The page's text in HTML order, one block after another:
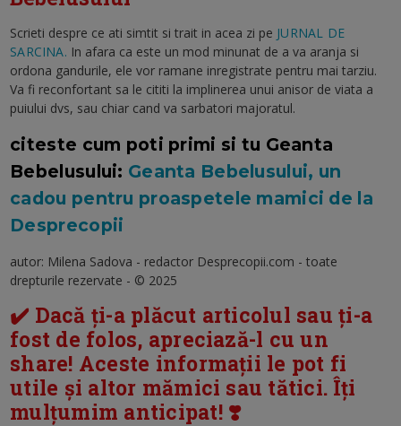
Scrieti despre ce ati simtit si trait in acea zi pe JURNAL DE
SARCINA. In afara ca este un mod minunat de a va aranja si
ordona gandurile, ele vor ramane inregistrate pentru mai tarziu.
Va fi reconfortant sa le cititi la implinerea unui anisor de viata a
puiului dvs, sau chiar cand va sarbatori majoratul.
citeste cum poti primi si tu Geanta
Bebelusului: Geanta Bebelusului, un
cadou pentru proaspetele mamici de la
Desprecopii
autor: Milena Sadova - redactor Desprecopii.com - toate
drepturile rezervate - © 2025
✔️ Dacă ți-a plăcut articolul sau ți-a
fost de folos, apreciază-l cu un
share! Aceste informații le pot fi
utile și altor mămici sau tătici. Îți
mulțumim anticipat! ❣️